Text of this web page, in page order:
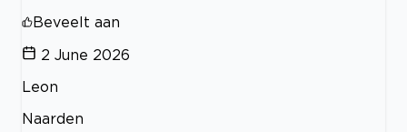
Beveelt aan
2 June 2026
Leon
Naarden